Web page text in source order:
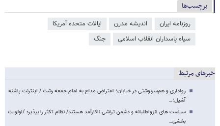
برچسب‌ها
روزنامه ایران اندیشه مدرن
ایالات متحده آمریکا
سپاه پاسداران انقلاب اسلامی
جنگ
خبرهای مرتبط
رواداری و هم‌سرنوشتی در خیابان؛ اعتراض مداح به امام جمعه رشت / اینترنت پاشنه
آشیل؛…
سیاست های انزواطلبانه و دشمن تراشی ناکارآمد هستند/ نظام تکثر را بپذیرد /اولویت
بخشی…